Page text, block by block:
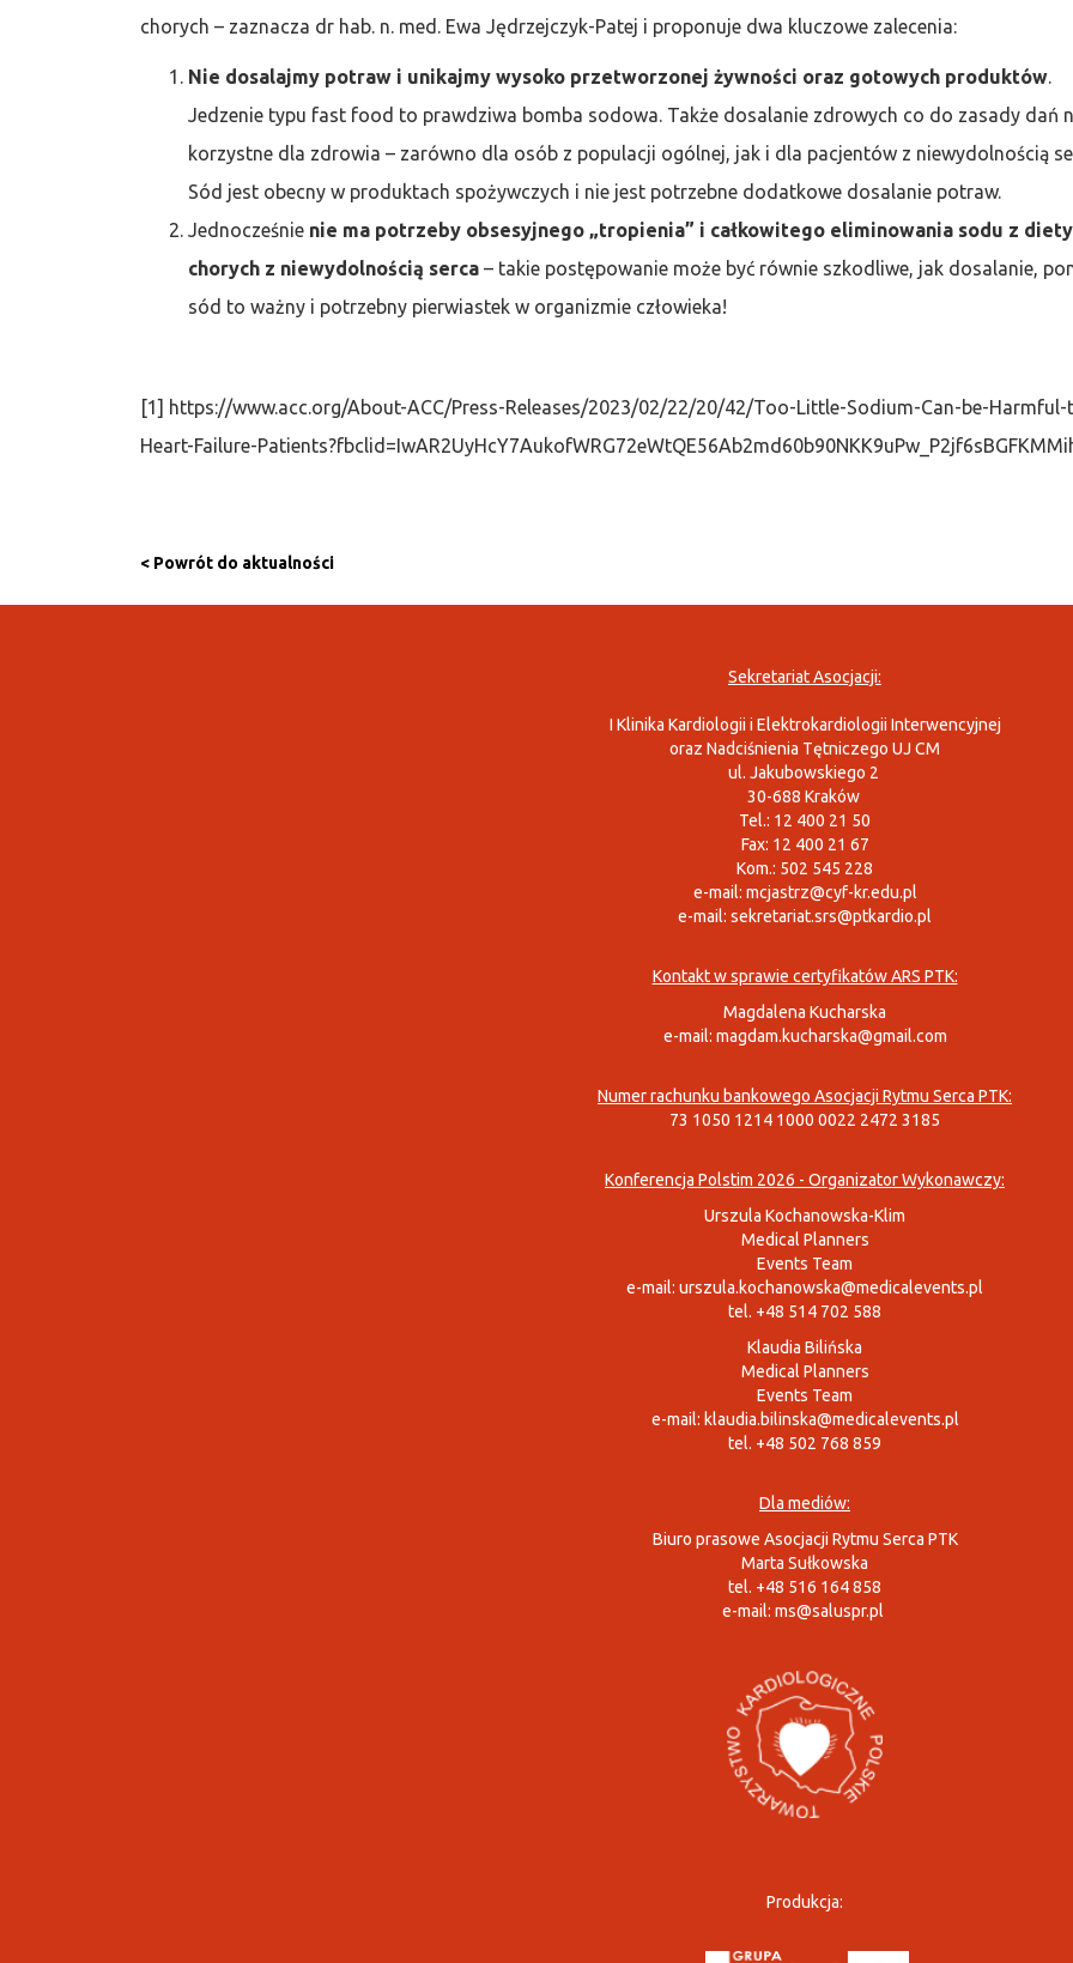
chorych – zaznacza dr hab. n. med. Ewa Jędrzejczyk-Patej i proponuje dwa kluczowe zalecenia:
Nie dosalajmy potraw i unikajmy wysoko przetworzonej żywności oraz gotowych produktów.
Jedzenie typu fast food to prawdziwa bomba sodowa. Także dosalanie zdrowych co do zasady dań
korzystne dla zdrowia – zarówno dla osób z populacji ogólnej, jak i dla pacjentów z niewydolnością
Sód jest obecny w produktach spożywczych i nie jest potrzebne dodatkowe dosalanie potraw.
Jednocześnie nie ma potrzeby obsesyjnego „tropienia” i całkowitego eliminowania sodu z diety
chorych z niewydolnością serca – takie postępowanie może być równie szkodliwe, jak dosalanie,
sód to ważny i potrzebny pierwiastek w organizmie człowieka!
[1] https://www.acc.org/About-ACC/Press-Releases/2023/02/22/20/42/Too-Little-Sodium-Can-be-
Heart-Failure-
< Powrót do aktualności
Sekretariat Asocjacji:
I Klinika Kardiologii i Elektrokardiologii Interwencyjnej
oraz Nadciśnienia Tętniczego UJ CM
ul. Jakubowskiego 2
30-688 Kraków
Tel.: 12 400 21 50
Fax: 12 400 21 67
Kom.: 502 545 228
e-mail: mcjastrz@cyf-kr.edu.pl
e-mail: sekretariat.srs@ptkardio.pl
Kontakt w sprawie certyfikatów ARS PTK:
Magdalena Kucharska
e-mail: magdam.kucharska@gmail.com
Numer rachunku bankowego Asocjacji Rytmu Serca PTK:
73 1050 1214 1000 0022 2472 3185
Konferencja Polstim 2026 - Organizator Wykonawczy:
Urszula Kochanowska-Klim
Medical Planners
Events Team
e-mail: urszula.kochanowska@medicalevents.pl
tel. +48 514 702 588
Klaudia Bilińska
Medical Planners
Events Team
e-mail: klaudia.bilinska@medicalevents.pl
tel. +48 502 768 859
Dla mediów:
Biuro prasowe Asocjacji Rytmu Serca PTK
Marta Sułkowska
tel. +48 516 164 858
e-mail: ms@saluspr.pl
Produkcja: